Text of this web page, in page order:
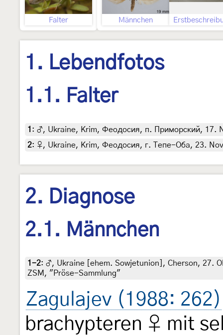
Falter Männchen
1. Lebendfotos
1.1. Falter
1 : ♂, Ukraine, Krim, Феодосия, п. Приморский, 17.
2: ♀, Ukraine, Krim, Феодосия, г. Тепе-Оба, 23.
2. Diagnose
2.1. Männchen
1-2: ♂, Ukraine [ehem. Sowjetunion], Cherson, 27.
ZSM, "Pröse-Sammlung"
Zagulajev (1988: 262)
brachypteren ♀ mit